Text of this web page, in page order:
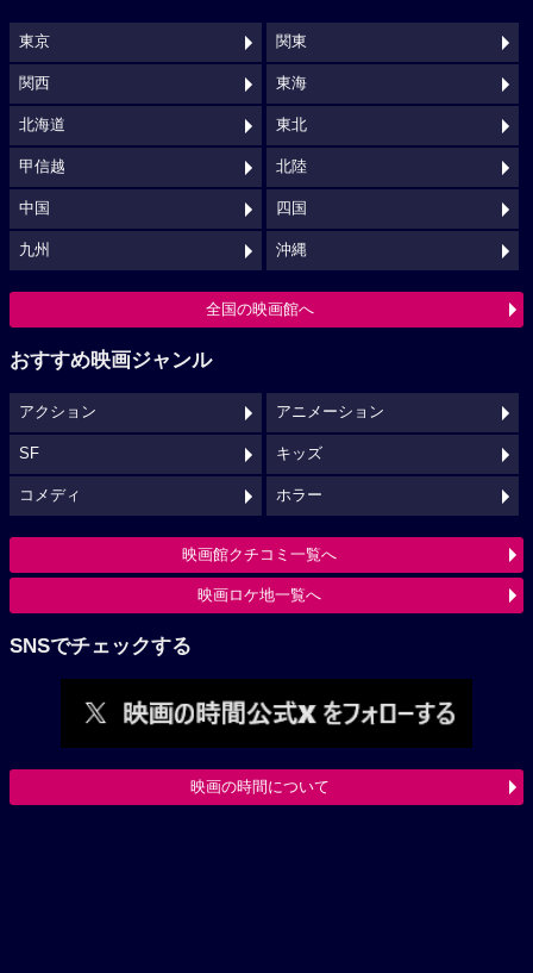
東京 関東
関西 東海
北海道 東北
甲信越 北陸
中国 四国
九州 沖縄
全国の映画館へ
おすすめ映画ジャンル
アクション アニメーション
SF キッズ
コメディ ホラー
映画館クチコミ一覧へ
映画ロケ地一覧へ
SNSでチェックする
映画の時間について